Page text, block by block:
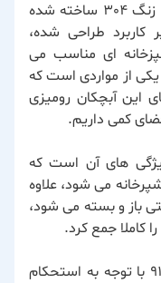
وارداتی است که از استیل خالص ضد زنگ 304 ساخته شده
طراحی شده،
ای مناسب می
باشد. طراحی آبچکان رومیزی Melloni یکی از مواردی است که
این آبچکان رومیزی
کمی داریم.
9116 از دیگر ویژگی های آن است که
می شود، علاوه
باز و بسته می شود،
کاملا جمع کرد.
آبچکان رومیزی استیل ملونی مدل 9116 با توجه به استحکام